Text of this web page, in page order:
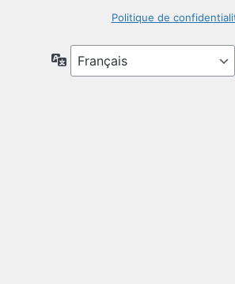
Politique de
Langue